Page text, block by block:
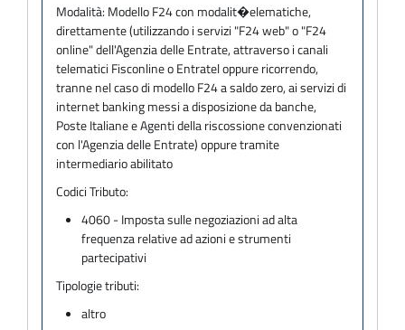
Modalità: Modello F24 con modalit�elematiche,
direttamente (utilizzando i servizi "F24 web" o "F24
online" dell'Agenzia delle Entrate, attraverso i canali
telematici Fisconline o Entratel oppure ricorrendo,
tranne nel caso di modello F24 a saldo zero, ai servizi di
internet banking messi a disposizione da banche,
Poste Italiane e Agenti della riscossione convenzionati
con l'Agenzia delle Entrate) oppure tramite
intermediario abilitato
Codici Tributo:
4060 - Imposta sulle negoziazioni ad alta
frequenza relative ad azioni e strumenti
partecipativi
Tipologie tributi:
altro